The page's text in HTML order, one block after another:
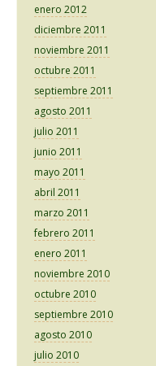
enero 2012
diciembre 2011
noviembre 2011
octubre 2011
septiembre 2011
agosto 2011
julio 2011
junio 2011
mayo 2011
abril 2011
marzo 2011
febrero 2011
enero 2011
noviembre 2010
octubre 2010
septiembre 2010
agosto 2010
julio 2010